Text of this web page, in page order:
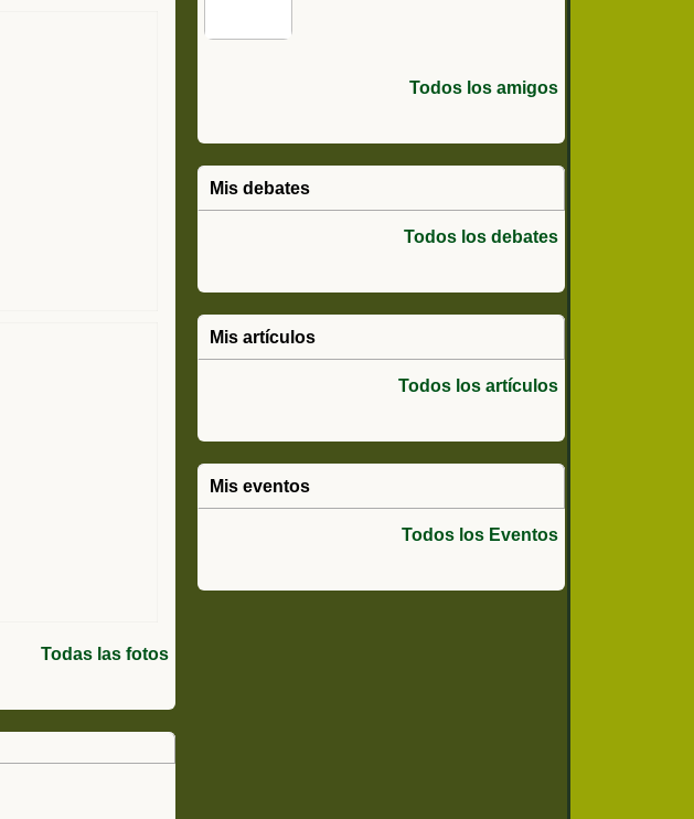
Todas las fotos
Todos los amigos
Mis debates
Todos los debates
Mis artículos
Todos los artículos
Mis eventos
Todos los Eventos